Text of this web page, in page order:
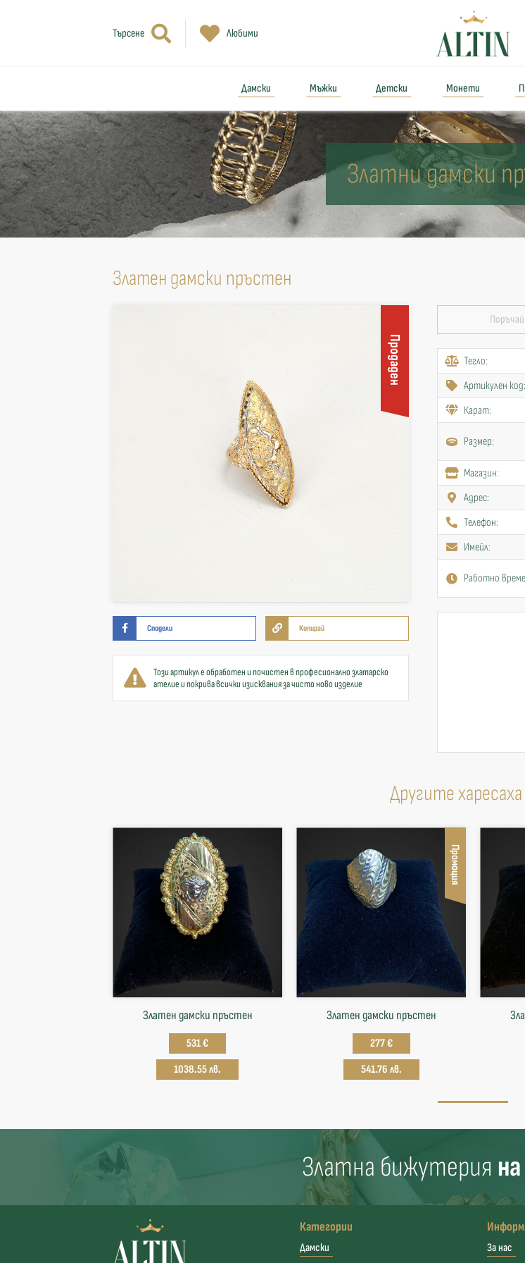
Търсене Любими
Дамски Мъжки Детски Монети
Златни дамски
Златен дамски пръстен
Продаден
Сподели Копирай
Този артикул е обработен и почистен в професионално златарско
ателие и покрива всички изисквания за чисто ново изделие
Тегло:
Артикулен код:
Карат:
Размер:
Mагазин:
Адрес:
Телефон:
Имейл:
Работно
Другите
Златен дамски пръстен
531 €
1038.55 лв.
Промоция
Златен дамски пръстен
277 €
541.76 лв.
Златна бижутерия
Категории
Дамски
За нас